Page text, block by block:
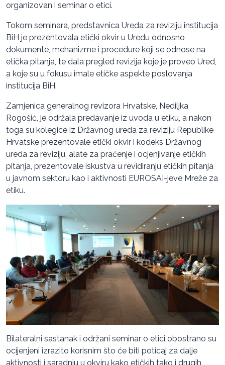
organizovan i seminar o etici.
Tokom seminara, predstavnica Ureda za reviziju institucija
BiH je prezentovala etički okvir u Uredu odnosno
dokumente, mehanizme i procedure koji se odnose na
etička pitanja, te dala pregled revizija koje je proveo Ured,
a koje su u fokusu imale etičke aspekte poslovanja
institucija BiH.
Zamjenica generalnog revizora Hrvatske, Nediljka
Rogošić, je održala predavanje iz uvoda u etiku, a nakon
toga su kolegice iz Državnog ureda za reviziju Republike
Hrvatske prezentovale etički okvir i kodeks Državnog
ureda za reviziju, alate za praćenje i ocjenjivanje etičkih
pitanja, prezentovale iskustva u revidiranju etičkih pitanja
u javnom sektoru kao i aktivnosti EUROSAI-jeve Mreže za
etiku.
Bilateralni sastanak i održani seminar o etici obostrano su
ocijenjeni izrazito korisnim što će biti poticaj za dalje
aktivnosti i saradnju u okviru kako etičkih tako i drugih